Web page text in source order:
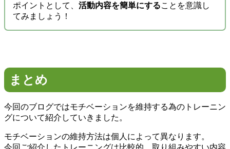
ポイントとして、 活動内容を簡単にすることを意識し
てみましょう！
まとめ
今回のブログではモチベーションを維持する為のトレーニン
グについて紹介していきました。
モチベーションの維持方法は個人によって異なります。